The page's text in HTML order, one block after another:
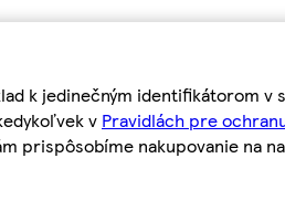
k jedinečným identifikátorom
v Pravidlách pre
prispôsobíme nakupovanie na